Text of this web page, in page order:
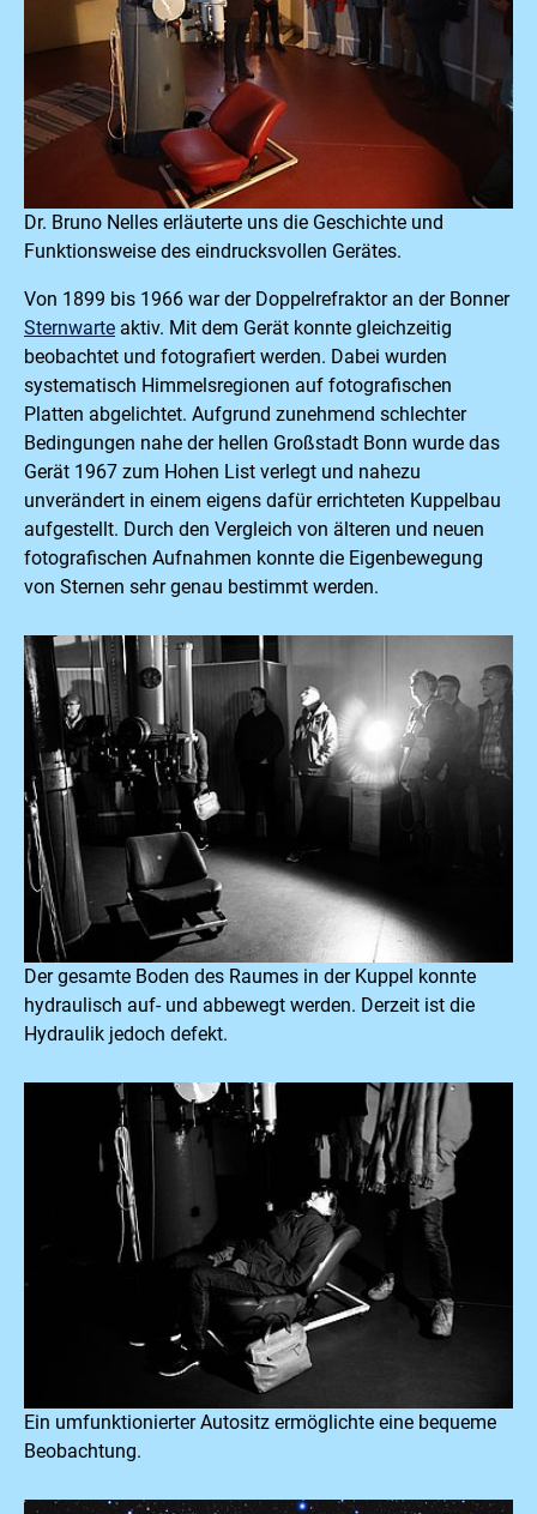
Dr. Bruno Nelles erläuterte uns die Geschichte und
Funktionsweise des eindrucksvollen Gerätes.
Von 1899 bis 1966 war der Doppelrefraktor an der Bonner
Sternwarte aktiv. Mit dem Gerät konnte gleichzeitig
beobachtet und fotografiert werden. Dabei wurden
systematisch Himmelsregionen auf fotografischen
Platten abgelichtet. Aufgrund zunehmend schlechter
Bedingungen nahe der hellen Großstadt Bonn wurde das
Gerät 1967 zum Hohen List verlegt und nahezu
unverändert in einem eigens dafür errichteten Kuppelbau
aufgestellt. Durch den Vergleich von älteren und neuen
fotografischen Aufnahmen konnte die Eigenbewegung
von Sternen sehr genau bestimmt werden.
Der gesamte Boden des Raumes in der Kuppel konnte
hydraulisch auf- und abbewegt werden. Derzeit ist die
Hydraulik jedoch defekt.
Ein umfunktionierter Autositz ermöglichte eine bequeme
Beobachtung.